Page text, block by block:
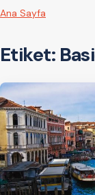
Ana Sayfa
Etiket: